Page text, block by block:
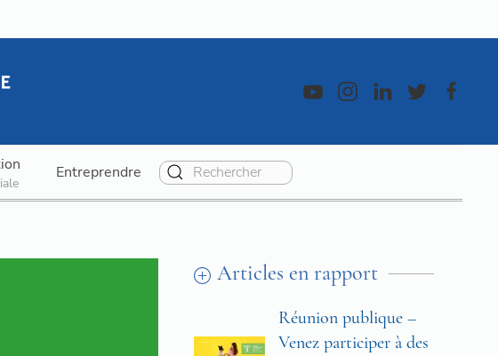
Entreprendre
Articles en rapport
Réunion publique –
Venez participer à des